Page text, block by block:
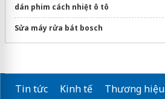
dán phim cách nhiệt ô tô
Sửa máy rửa bát bosch
Tin tức Kinh tế Thương hiệu